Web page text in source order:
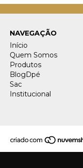
NAVEGAÇÃO
Início
Quem Somos
Produtos
BlogDpé
Sac
Institucional